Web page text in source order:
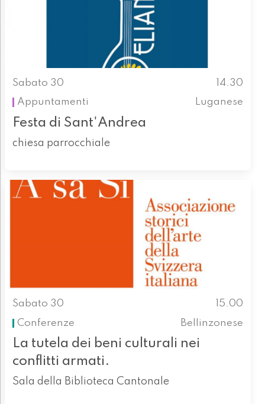
Sabato 30
14.30
Appuntamenti
Luganese
Festa di Sant'Andrea
chiesa parrocchiale
Sabato 30
15.00
Conferenze
Bellinzonese
La tutela dei beni culturali nei
conflitti armati.
Sala della Biblioteca Cantonale